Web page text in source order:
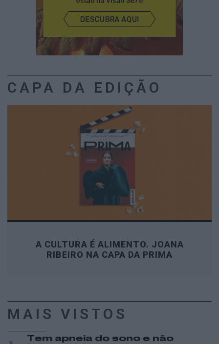
CAPA DA EDIÇÃO
A CULTURA É ALIMENTO. JOANA
RIBEIRO NA CAPA DA PRIMA
MAIS VISTOS
Tem apneia do sono e não